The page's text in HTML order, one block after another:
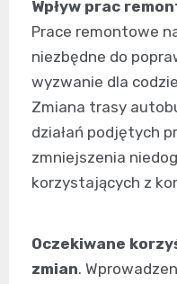
Wpływ prac
Prace remontowe
niezbędne do
wyzwanie dla
Zmiana trasy
działań podjętych
zmniejszenia
korzystających z
Oczekiwane
zmian.